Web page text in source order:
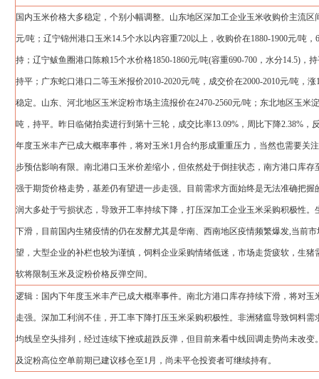
国内玉米价格大多稳定，个别小幅调整。山东地区深加工企业玉米收购价主流区
元/吨；辽宁锦州港口玉米14.5个水以内容重720以上，收购价在1880-1900元/吨，
持；辽宁鲅鱼圈港口陈粮15个水价格1850-1860元/吨(容重690-700，水分14.5)，
持平；广东蛇口港口二等玉米报价2010-2020元/吨，成交价在2000-2010元/吨，
稳定。山东、河北地区玉米淀粉市场主流报价在2470-2560元/吨；东北地区玉米
吨，持平。昨日临储拍卖进行到第十三轮，成交比率13.09%，周比下降2.38%，
年度玉米丰产已成大概率事件，将对玉米1月合约形成重重压力，当然也需要关
步预估影响有限。南北港口玉米价差缩小，但依然处于倒挂状态，南方港口库
强于期货价格走势，基差仍有望进一步走强。目前需求方面始终是无法准确把
润大多处于亏损状态，导致开工率持续下降，打压深加工企业玉米采购积极性
下滑，目前国内生猪疫情的仍在发酵尤其是华南、西南地区疫情频繁爆发,当前
望，大型企业的补栏也较为谨慎，饲料企业采购情绪低迷，市场走货疲软，生
软将限制玉米及淀粉价格反弹空间。
逻辑：国内下年度玉米丰产已成大概率事件。南北方港口库存持续下滑，将对
走强。深加工利润不佳，开工率下降打压玉米采购积极性。非洲猪瘟导致饲料
均线呈空头排列，经过连续下挫或超跌反弹，但目前来看中线回调走势尚未改变
及淀粉高位空单前期已建议移仓至1月，尚未平仓投资者可继续持有。